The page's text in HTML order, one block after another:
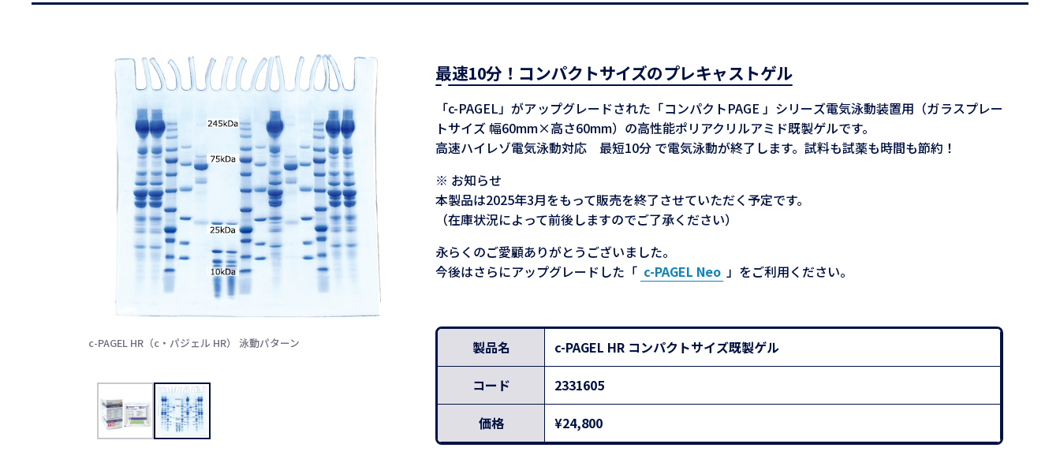
c-PAGEL HR（c・パジェル HR） 泳動パターン
最速10分！コンパクトサイズのプレキャストゲル
「c-PAGEL」がアップグレードされた「コンパクトPAGE 」シリーズ電気泳動装置用（ガラスプレー
トサイズ 幅60mm×高さ60mm）の高性能ポリアクリルアミド既製ゲルです。
高速ハイレゾ電気泳動対応 最短10分 で電気泳動が終了します。試料も試薬も時間も節約！
※ お知らせ
本製品は2025年3月をもって販売を終了させていただく予定です。
（在庫状況によって前後しますのでご了承ください）
永らくのご愛顧ありがとうございました。
今後はさらにアップグレードした「 c-PAGEL Neo 」をご利用ください。
製品名
c-PAGEL HR コンパクトサイズ既製ゲル
コード
2331605
価格
¥24,800